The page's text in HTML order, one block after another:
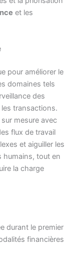
et les
pour améliorer le
domaines tels
des
transactions.
mesure avec
flux de travail
et aiguiller les
humains, tout en
la charge
durant le premier
financières